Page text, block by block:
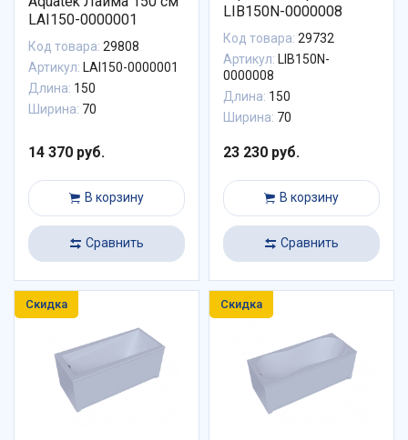
LAI150-0000001
Код товара: 29808
Артикул: LAI150-0000001
Длина: 150
Ширина: 70
14 370 руб.
В корзину
Сравнить
LIB150N-0000008
Код товара: 29732
Артикул: LIB150N-
0000008
Длина: 150
Ширина: 70
23 230 руб.
В корзину
Сравнить
Скидка Скидка